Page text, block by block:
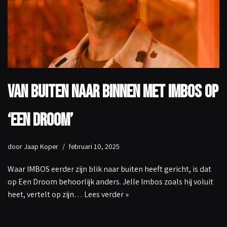
Van buiten naar binnen met IMBOS op
‘Een Droom’
door Jaap Koper februari 10, 2025
Waar IMBOS eerder zijn blik naar buiten heeft gericht, is dat
op Een Droom behoorlijk anders. Jelle Imbos zoals hij voluit
heet, vertelt op zijn… Lees verder »